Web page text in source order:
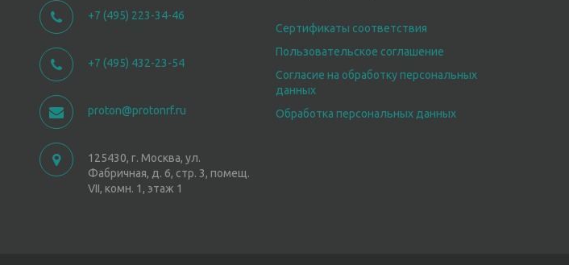
+7 (495) 223-34-46
+7 (495) 432-23-54
proton@protonrf.ru
125430, г. Москва, ул.
Фабричная, д. 6, стр. 3, помещ.
VII, комн. 1, этаж 1
Сертификаты соответствия
Пользовательское соглашение
Согласие на обработку персональных
данных
Обработка персональных данных